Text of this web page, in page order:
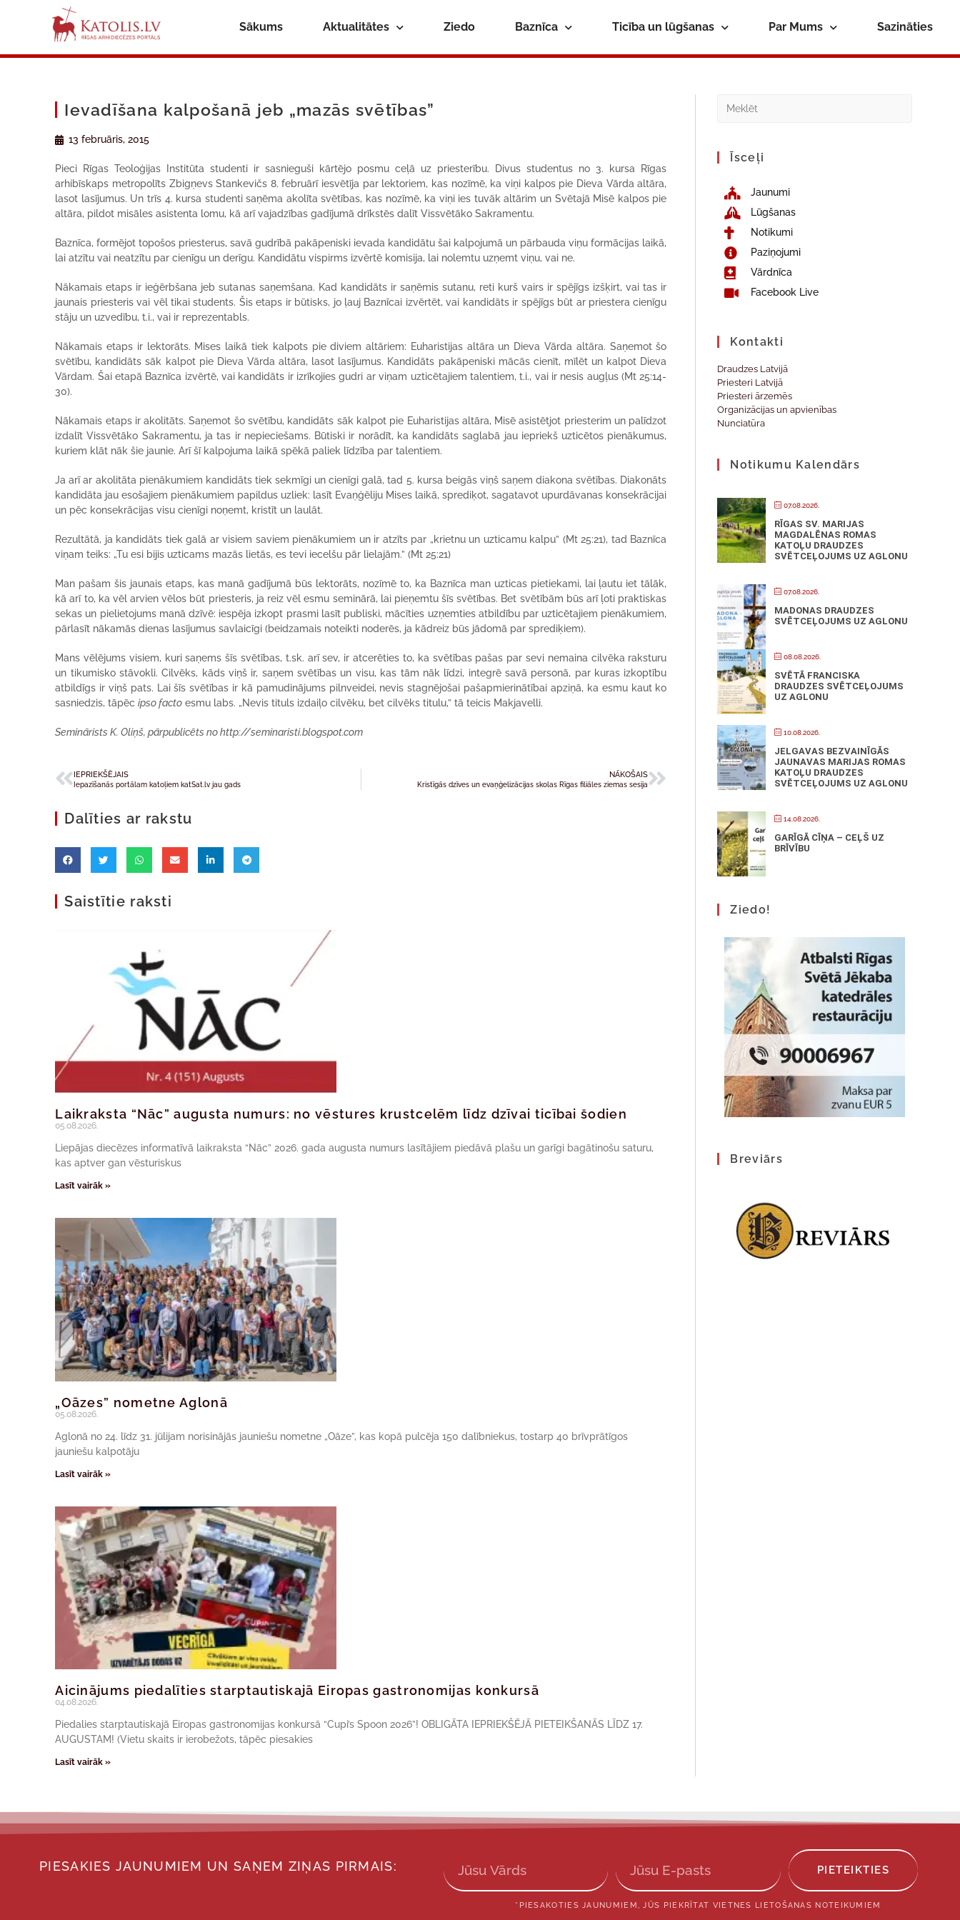
Sākums Aktualitātes Ziedo Baznīca Ticība un lūgšanas Par Mums Sazināties
Ievadīšana kalpošanā jeb „mazās svētības”
13 februāris, 2015
Pieci Rīgas Teoloģijas Institūta studenti ir sasnieguši kārtējo posmu ceļā uz priesterību. Divus studentus no 3. kursa Rīgas
arhibīskaps metropolīts Zbigņevs Stankevičs 8. februārī iesvētīja par lektoriem, kas nozīmē, ka viņi kalpos pie Dieva Vārda altāra,
lasot lasījumus. Un trīs 4. kursa studenti saņēma akolīta svētības, kas nozīmē, ka viņi ies tuvāk altārim un Svētajā Misē kalpos pie
altāra, pildot misāles asistenta lomu, kā arī vajadzības gadījumā drīkstēs dalīt Vissvētāko Sakramentu.
Baznīca, formējot topošos priesterus, savā gudrībā pakāpeniski ievada kandidātu šai kalpojumā un pārbauda viņu formācijas laikā,
lai atzītu vai neatzītu par cienīgu un derīgu. Kandidātu vispirms izvērtē komisija, lai nolemtu uzņemt viņu, vai ne.
Nākamais etaps ir ieģērbšana jeb sutanas saņemšana. Kad kandidāts ir saņēmis sutanu, reti kurš vairs ir spējīgs izšķirt, vai tas ir
jaunais priesteris vai vēl tikai students. Šis etaps ir būtisks, jo ļauj Baznīcai izvērtēt, vai kandidāts ir spējīgs būt ar priestera cienīgu
stāju un uzvedību, t.i., vai ir reprezentabls.
Nākamais etaps ir lektorāts. Mises laikā tiek kalpots pie diviem altāriem: Euharistijas altāra un Dieva Vārda altāra. Saņemot šo
svētību, kandidāts sāk kalpot pie Dieva Vārda altāra, lasot lasījumus. Kandidāts pakāpeniski mācās cienīt, mīlēt un kalpot Dieva
Vārdam. Šai etapā Baznīca izvērtē, vai kandidāts ir izrīkojies gudri ar viņam uzticētajiem talentiem, t.i., vai ir nesis augļus (Mt 25:14-
30).
Nākamais etaps ir akolitāts. Saņemot šo svētību, kandidāts sāk kalpot pie Euharistijas altāra, Misē asistētjot priesterim un palīdzot
izdalīt Vissvētāko Sakramentu, ja tas ir nepieciešams. Būtiski ir norādīt, ka kandidāts saglabā jau iepriekš uzticētos pienākumus,
kuriem klāt nāk šie jaunie. Arī šī kalpojuma laikā spēkā paliek līdzība par talentiem.
Ja arī ar akolitāta pienākumiem kandidāts tiek sekmīgi un cienīgi galā, tad 5. kursa beigās viņš saņem diakona svētības. Diakonāts
kandidāta jau esošajiem pienākumiem papildus uzliek: lasīt Evaņģēliju Mises laikā, sprediķot, sagatavot upurdāvanas konsekrācijai
un pēc konsekrācijas visu cienīgi noņemt, kristīt un laulāt.
Rezultātā, ja kandidāts tiek galā ar visiem saviem pienākumiem un ir atzīts par „krietnu un uzticamu kalpu” (Mt 25:21), tad Baznīca
viņam teiks: „Tu esi bijis uzticams mazās lietās, es tevi iecelšu pār lielajām.” (Mt 25:21)
Man pašam šis jaunais etaps, kas manā gadījumā būs lektorāts, nozīmē to, ka Baznīca man uzticas pietiekami, lai ļautu iet tālāk,
kā arī to, ka vēl arvien vēlos būt priesteris, ja reiz vēl esmu seminārā, lai pieņemtu šīs svētības. Bet svētībām būs arī ļoti praktiskas
sekas un pielietojums manā dzīvē: iespēja izkopt prasmi lasīt publiski, mācīties uzņemties atbildību par uzticētajiem pienākumiem,
pārlasīt nākamās dienas lasījumus savlaicīgi (beidzamais noteikti noderēs, ja kādreiz būs jādomā par sprediķiem).
Mans vēlējums visiem, kuri saņems šīs svētības, t.sk. arī sev, ir atcerēties to, ka svētības pašas par sevi nemaina cilvēka raksturu
un tikumisko stāvokli. Cilvēks, kāds viņš ir, saņem svētības un visu, kas tām nāk līdzi, integrē savā personā, par kuras izkoptību
atbildīgs ir viņš pats. Lai šīs svētības ir kā pamudinājums pilnveidei, nevis stagnējošai pašapmierinātībai apziņā, ka esmu kaut ko
sasniedzis, tāpēcipso facto esmu labs. „Nevis tituls izdaiļo cilvēku, bet cilvēks titulu,” tā teicis Makjavelli.
Seminārists K. Oliņš, pārpublicēts no http://seminaristi.blogspot.com
IEPRIEKŠĒJAIS
Iepazīšanās portālam katoļiem katSat.lv jau gads
NĀKOŠAIS
Kristīgās dzīves un evaņģelizācijas skolas Rīgas filiāles ziemas sesija
Dalīties ar rakstu
Saistītie raksti
Laikraksta “Nāc” augusta numurs: no vēstures krustcelēm līdz dzīvai ticībai šodien
05.08.2026.
Liepājas diecēzes informatīvā laikraksta “Nāc” 2026. gada augusta numurs lasītājiem piedāvā plašu un garīgi bagātinošu saturu,
kas aptver gan vēsturiskus
Lasīt vairāk »
„Oāzes” nometne Aglonā
05.08.2026.
Aglonā no 24. līdz 31. jūlijam norisinājās jauniešu nometne „Oāze”, kas kopā pulcēja 150 dalībniekus, tostarp 40 brīvprātīgos
jauniešu kalpotāju
Lasīt vairāk »
Aicinājums piedalīties starptautiskajā Eiropas gastronomijas konkursā
04.08.2026.
Piedalies starptautiskajā Eiropas gastronomijas konkursā “Cupi’s Spoon 2026”! OBLIGĀTA IEPRIEKŠĒJĀ PIETEIKŠANĀS LĪDZ 17.
AUGUSTAM! (Vietu skaits ir ierobežots, tāpēc piesakies
Lasīt vairāk »
Īsceļi
Jaunumi
Lūgšanas
Notikumi
Paziņojumi
Vārdnīca
Facebook Live
Kontakti
Draudzes Latvijā
Priesteri Latvijā
Priesteri ārzemēs
Organizācijas un apvienības
Nunciatūra
Notikumu Kalendārs
07.08.2026.
RĪGAS SV. MARIJAS
MAGDALĒNAS ROMAS
KATOĻU DRAUDZES
SVĒTCEĻOJUMS UZ AGLONU
07.08.2026.
MADONAS DRAUDZES
SVĒTCEĻOJUMS UZ AGLONU
08.08.2026.
SVĒTĀ FRANCISKA
DRAUDZES SVĒTCEĻOJUMS
UZ AGLONU
10.08.2026.
JELGAVAS BEZVAINĪGĀS
JAUNAVAS MARIJAS ROMAS
KATOĻU DRAUDZES
SVĒTCEĻOJUMS UZ AGLONU
14.08.2026.
GARĪGĀ CĪŅA – CEĻŠ UZ
BRĪVĪBU
Ziedo!
Breviārs
PIESAKIES JAUNUMIEM UN SAŅEM ZIŅAS PIRMAIS: PIETEIKTIES
*PIESAKOTIES JAUNUMIEM, JŪS PIEKRĪTAT VIETNES LIETOŠANAS NOTEIKUMIEM